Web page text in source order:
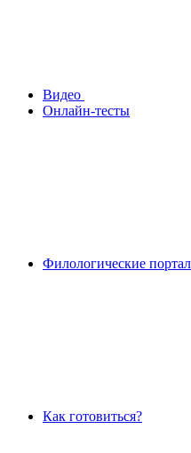
Видео
Онлайн-тесты
Филологические
Как готовиться?